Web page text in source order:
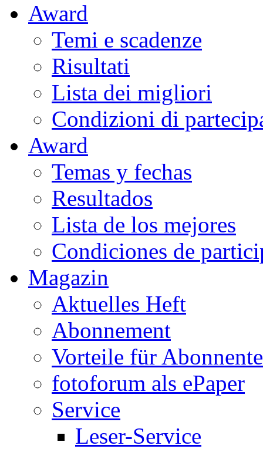
Award
Temi e scadenze
Risultati
Lista dei migliori
Condizioni di
Award
Temas y fechas
Resultados
Lista de los mejores
Condiciones de
Magazin
Aktuelles Heft
Abonnement
Vorteile für
fotoforum als ePaper
Service
Leser-Service